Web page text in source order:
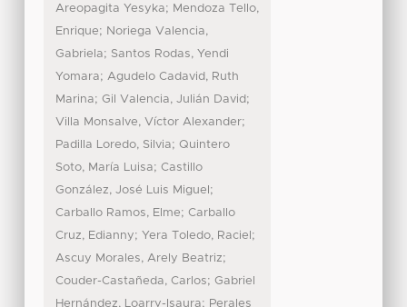
Areopagita Yesyka; Mendoza Tello,
Enrique; Noriega Valencia,
Gabriela; Santos Rodas, Yendi
Yomara; Agudelo Cadavid, Ruth
Marina; Gil Valencia, Julián David;
Villa Monsalve, Víctor Alexander;
Padilla Loredo, Silvia; Quintero
Soto, María Luisa; Castillo
González, José Luis Miguel ;
Carballo Ramos, Elme; Carballo
Cruz, Edianny; Yera Toledo, Raciel ;
Ascuy Morales, Arely Beatriz;
Couder-Castañeda, Carlos; Gabriel
Hernández, Loarry-Isaura; Perales